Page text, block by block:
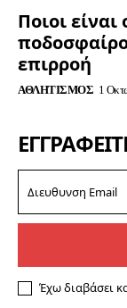
Ποιοι
επιρροή
ΑΘΛΗΤΙΣΜΌΣ 1
Έχω διαβάσει